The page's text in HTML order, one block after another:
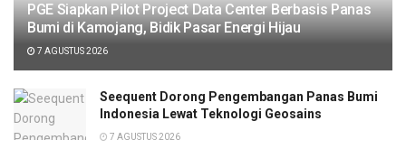
PGE Siapkan Pilot Project Data Center Berbasis Panas
Bumi di Kamojang, Bidik Pasar Energi Hijau
7 AGUSTUS 2026
Seequent Dorong Pengembangan Panas Bumi
Indonesia Lewat Teknologi Geosains
7 AGUSTUS 2026